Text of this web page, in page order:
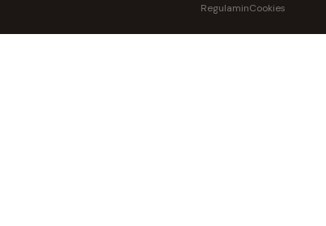
RegulaminCookies